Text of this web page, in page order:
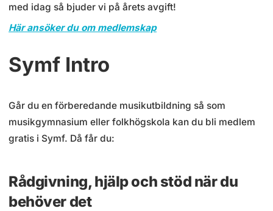
med idag så bjuder vi på årets avgift!
Här ansöker du om medlemskap
Symf Intro
Går du en förberedande musikutbildning så som
musikgymnasium eller folkhögskola kan du bli medlem
gratis i Symf. Då får du:
Rådgivning, hjälp och stöd när du
behöver det